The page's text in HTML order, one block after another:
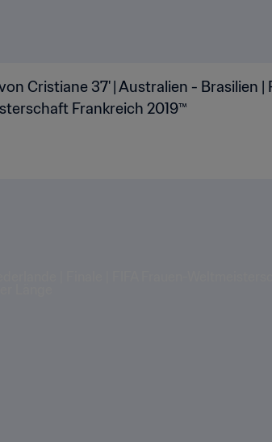
Cristiane 37' | Australien - Brasilien |
Frankreich 2019™